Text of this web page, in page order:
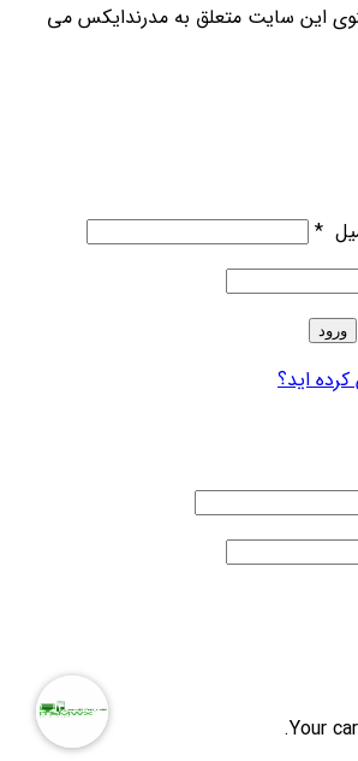
این سایت متعلق به مدرندایکس می
*
ورود
اید؟
Your